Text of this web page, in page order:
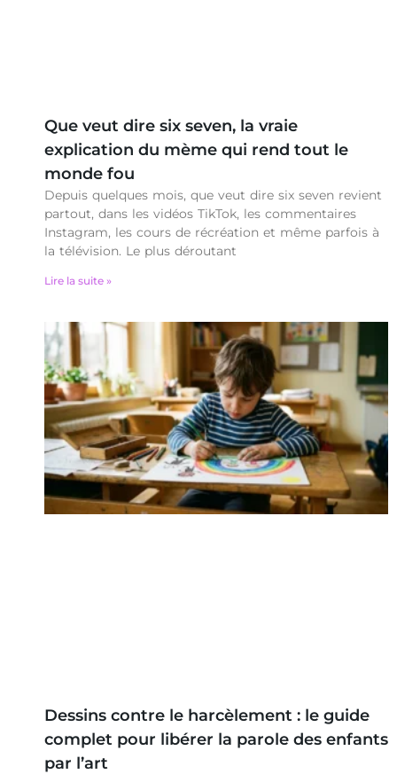
Que veut dire six seven, la vraie
explication du mème qui rend tout le
monde fou
Depuis quelques mois, que veut dire six seven revient
partout, dans les vidéos TikTok, les commentaires
Instagram, les cours de récréation et même parfois à
la télévision. Le plus déroutant
Lire la suite »
Dessins contre le harcèlement : le guide
complet pour libérer la parole des enfants
par l’art